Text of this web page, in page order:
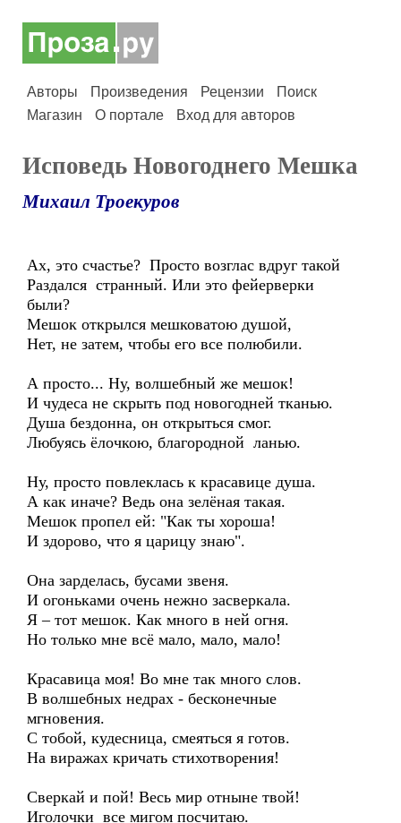
Авторы Произведения Рецензии
Поиск
Магазин
О портале Вход для авторов
Исповедь Новогоднего Мешка
Михаил Троекуров
Ах, это счастье? Просто возглас вдруг такой
Раздался странный. Или это фейерверки
были?
Мешок открылся мешковатою душой,
Нет, не затем, чтобы его все полюбили.
А просто... Ну, волшебный же мешок!
И чудеса не скрыть под новогодней тканью.
Душа бездонна, он открыться смог.
Любуясь ёлочкою, благородной ланью.
Ну, просто повлеклась к красавице душа.
А как иначе? Ведь она зелёная такая.
Мешок пропел ей: "Как ты хороша!
И здорово, что я царицу знаю".
Она зарделась, бусами звеня.
И огоньками очень нежно засверкала.
Я – тот мешок. Как много в ней огня.
Но только мне всё мало, мало, мало!
Красавица моя! Во мне так много слов.
В волшебных недрах - бесконечные
мгновения.
С тобой, кудесница, смеяться я готов.
На виражах кричать стихотворения!
Сверкай и пой! Весь мир отныне твой!
Иголочки все мигом посчитаю.